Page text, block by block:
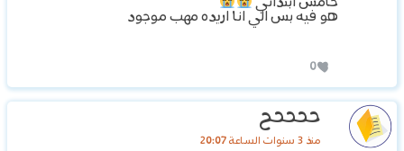
خامس ابتدائي
هو فيه بس الي انا اريده مهب موجود
0
ححححح
منذ 3 سنوات الساعة 20:07